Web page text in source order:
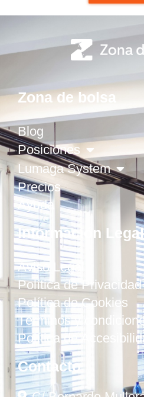
Zona de bolsa
Blog
Posiciones
Lumaga System
Precios
Ayuda
Información Legal
Aviso Legal
Política de Privacidad
Política de Cookies
Términos y
Política de
Contacto